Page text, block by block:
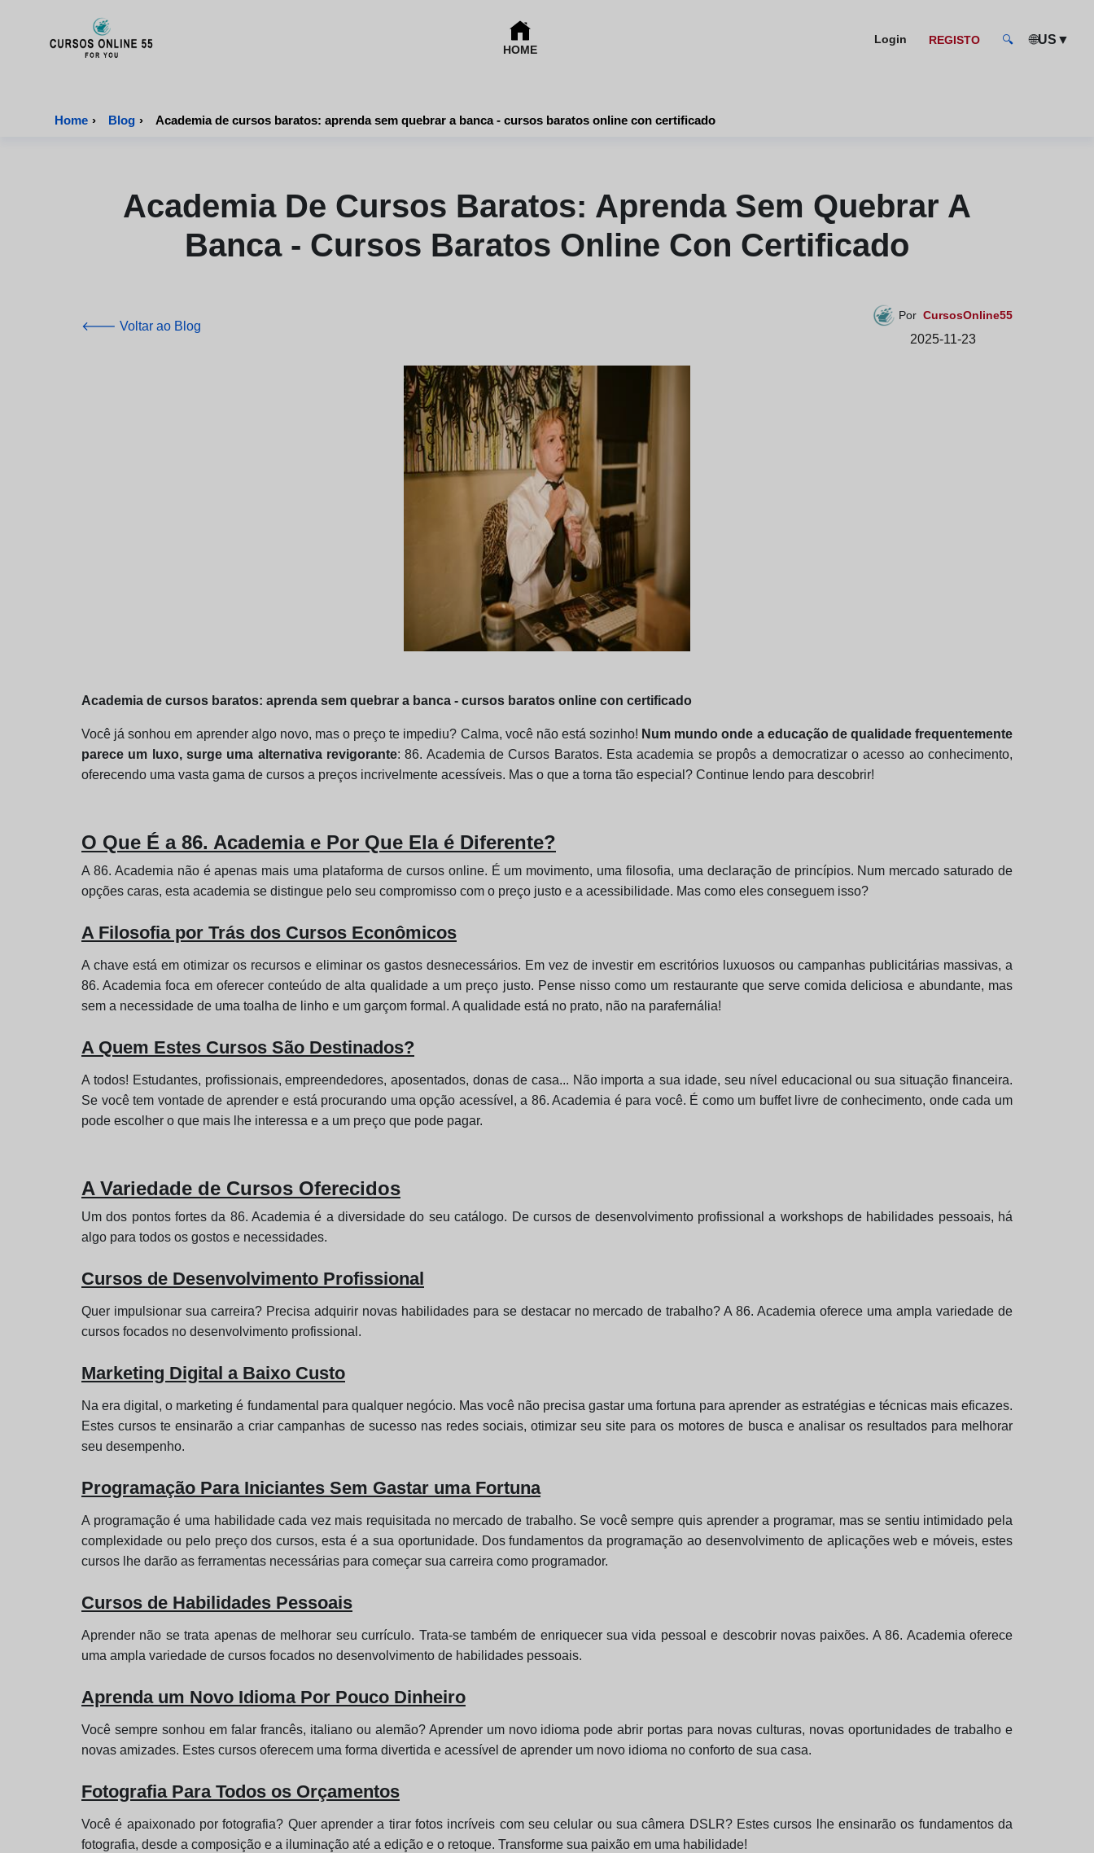
HOME
Login REGISTO 🔍 🌐US ▼
Home › Blog › Academia de cursos baratos: aprenda sem quebrar a banca - cursos baratos online con certificado
Academia De Cursos Baratos: Aprenda Sem Quebrar A
Banca - Cursos Baratos Online Con Certificado
🡐 Voltar ao Blog
Por CursosOnline55
2025-11-23
Academia de cursos baratos: aprenda sem quebrar a banca - cursos baratos online con certificado
Você já sonhou em aprender algo novo, mas o preço te impediu? Calma, você não está sozinho! Num mundo onde a educação de qualidade frequentemente
parece um luxo, surge uma alternativa revigorante: 86. Academia de Cursos Baratos. Esta academia se propôs a democratizar o acesso ao conhecimento,
oferecendo uma vasta gama de cursos a preços incrivelmente acessíveis. Mas o que a torna tão especial? Continue lendo para descobrir!
O Que É a 86. Academia e Por Que Ela é Diferente?
A 86. Academia não é apenas mais uma plataforma de cursos online. É um movimento, uma filosofia, uma declaração de princípios. Num mercado saturado de
opções caras, esta academia se distingue pelo seu compromisso com o preço justo e a acessibilidade. Mas como eles conseguem isso?
A Filosofia por Trás dos Cursos Econômicos
A chave está em otimizar os recursos e eliminar os gastos desnecessários. Em vez de investir em escritórios luxuosos ou campanhas publicitárias massivas, a
86. Academia foca em oferecer conteúdo de alta qualidade a um preço justo. Pense nisso como um restaurante que serve comida deliciosa e abundante, mas
sem a necessidade de uma toalha de linho e um garçom formal. A qualidade está no prato, não na parafernália!
A Quem Estes Cursos São Destinados?
A todos! Estudantes, profissionais, empreendedores, aposentados, donas de casa... Não importa a sua idade, seu nível educacional ou sua situação financeira.
Se você tem vontade de aprender e está procurando uma opção acessível, a 86. Academia é para você. É como um buffet livre de conhecimento, onde cada um
pode escolher o que mais lhe interessa e a um preço que pode pagar.
A Variedade de Cursos Oferecidos
Um dos pontos fortes da 86. Academia é a diversidade do seu catálogo. De cursos de desenvolvimento profissional a workshops de habilidades pessoais, há
algo para todos os gostos e necessidades.
Cursos de Desenvolvimento Profissional
Quer impulsionar sua carreira? Precisa adquirir novas habilidades para se destacar no mercado de trabalho? A 86. Academia oferece uma ampla variedade de
cursos focados no desenvolvimento profissional.
Marketing Digital a Baixo Custo
Na era digital, o marketing é fundamental para qualquer negócio. Mas você não precisa gastar uma fortuna para aprender as estratégias e técnicas mais eficazes.
Estes cursos te ensinarão a criar campanhas de sucesso nas redes sociais, otimizar seu site para os motores de busca e analisar os resultados para melhorar
seu desempenho.
Programação Para Iniciantes Sem Gastar uma Fortuna
A programação é uma habilidade cada vez mais requisitada no mercado de trabalho. Se você sempre quis aprender a programar, mas se sentiu intimidado pela
complexidade ou pelo preço dos cursos, esta é a sua oportunidade. Dos fundamentos da programação ao desenvolvimento de aplicações web e móveis, estes
cursos lhe darão as ferramentas necessárias para começar sua carreira como programador.
Cursos de Habilidades Pessoais
Aprender não se trata apenas de melhorar seu currículo. Trata-se também de enriquecer sua vida pessoal e descobrir novas paixões. A 86. Academia oferece
uma ampla variedade de cursos focados no desenvolvimento de habilidades pessoais.
Aprenda um Novo Idioma Por Pouco Dinheiro
Você sempre sonhou em falar francês, italiano ou alemão? Aprender um novo idioma pode abrir portas para novas culturas, novas oportunidades de trabalho e
novas amizades. Estes cursos oferecem uma forma divertida e acessível de aprender um novo idioma no conforto de sua casa.
Fotografia Para Todos os Orçamentos
Você é apaixonado por fotografia? Quer aprender a tirar fotos incríveis com seu celular ou sua câmera DSLR? Estes cursos lhe ensinarão os fundamentos da
fotografia, desde a composição e a iluminação até a edição e o retoque. Transforme sua paixão em uma habilidade!